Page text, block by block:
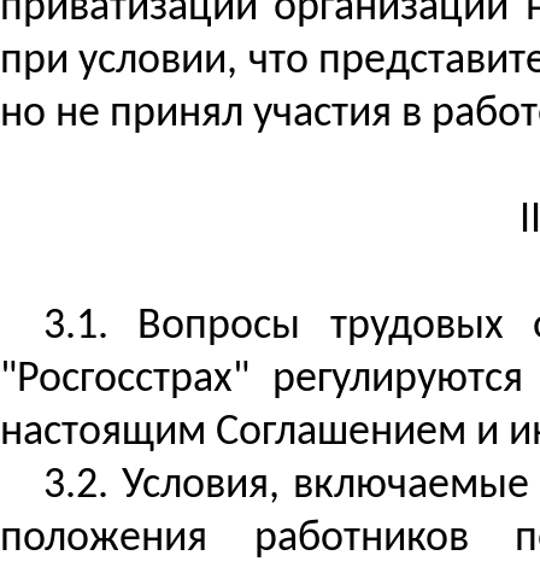
при условии, что
но не принял участия в
3.1. Вопросы трудовых
"Росгосстрах"
настоящим Соглашением и
3.2. Условия, включаемые
положения работников